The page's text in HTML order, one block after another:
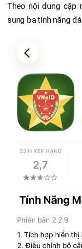
Theo nội dung cập
sung ba tính năng